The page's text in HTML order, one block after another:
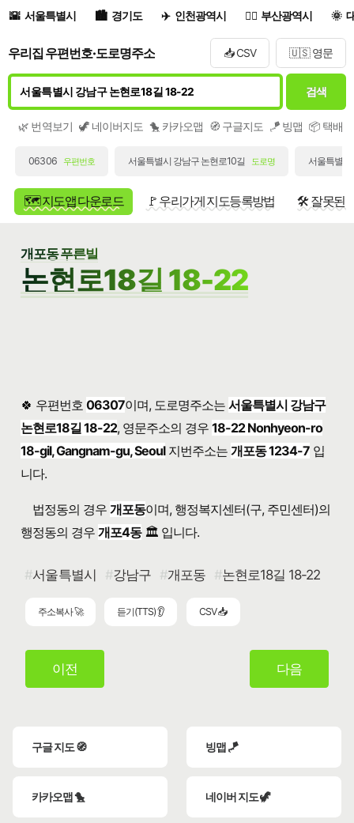
서울특별시 경기도 인천광역시 부산광역시
우리집 우편번호·도로명주소 📥 CSV 🇺🇸 영문
검색
🌿 번역보기 🦖 네이버지도 🐤 카카오맵 🧭 구글지도 🪁 빙맵 📦 택배/
06306 우편번호 서울특별시 강남구 논현로10길 도로명 서울특별
🗺️ 지도앱 다운로드 🚩 우리가게 지도등록방법 🛠️ 잘못된
개포동 푸른빌
논현로18길 18-22
🍀 우편번호 06307이며, 도로명주소는서울특별시 강남구
논현로18길 18-22, 영문주소의 경우18-22 Nonhyeon-ro
18-gil, Gangnam-gu, Seoul지번주소는개포동 1234-7 입
니다.
법정동의 경우 개포동이며, 행정복지센터(구, 주민센터)의
행정동의 경우 개포4동🏛️ 입니다.
서울특별시 강남구 개포동 논현로18길 18-22
주소복사 🚀 듣기(TTS) 👂 CSV 📥
이전 다음
구글 지도 🧭 빙맵 🪁
카카오맵 🐤 네이버 지도 🦖